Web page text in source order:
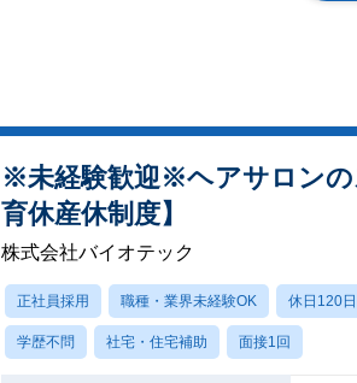
※未経験歓迎※ヘアサロンの
育休産休制度】
株式会社バイオテック
正社員採用 職種・業界未経験OK 休日120
学歴不問 社宅・住宅補助 面接1回